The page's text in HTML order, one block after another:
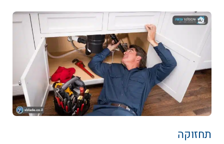
תחזוקה